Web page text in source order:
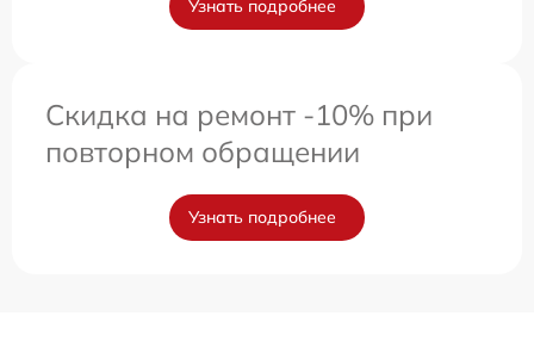
Узнать подробнее
Скидка на ремонт -10% при
повторном обращении
Узнать подробнее